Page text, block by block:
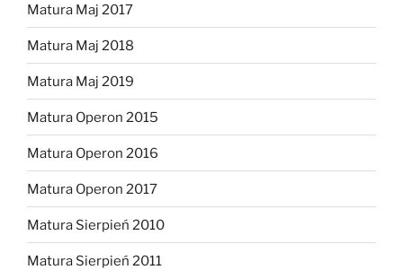
Matura Maj 2017
Matura Maj 2018
Matura Maj 2019
Matura Operon 2015
Matura Operon 2016
Matura Operon 2017
Matura Sierpień 2010
Matura Sierpień 2011